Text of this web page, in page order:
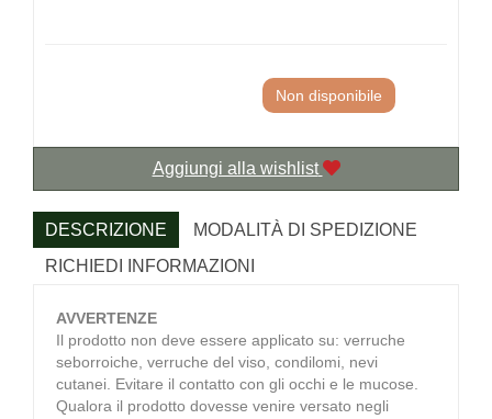
Non disponibile
Aggiungi alla wishlist
DESCRIZIONE
MODALITÀ DI SPEDIZIONE
RICHIEDI INFORMAZIONI
AVVERTENZE
Il prodotto non deve essere applicato su: verruche
seborroiche, verruche del viso, condilomi, nevi
cutanei. Evitare il contatto con gli occhi e le mucose.
Qualora il prodotto dovesse venire versato negli